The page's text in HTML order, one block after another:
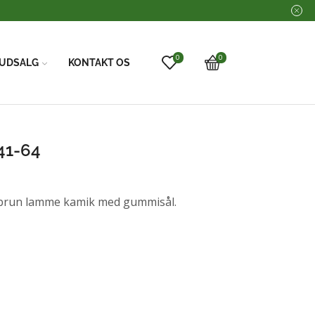
KONTAKT OS 0 0
64
lamme kamik med gummisål.